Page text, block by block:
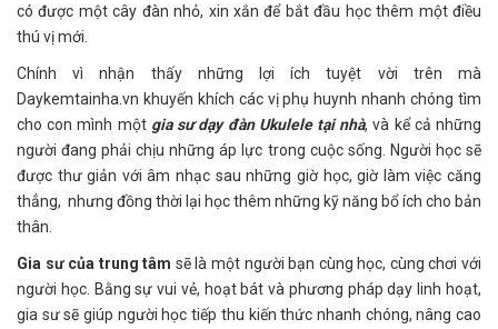
có được một cây đàn nhỏ, xin xắn để bắt đầu học thêm một điều
thú vị mới.
Chính vì nhận thấy những lợi ích tuyệt vời trên mà
Daykemtainha.vn khuyến khích các vị phụ huynh nhanh chóng tìm
cho con mình một gia sư dạy đàn Ukulele tại nhà, và kể cả những
người đang phải chịu những áp lực trong cuộc sống. Người học sẽ
được thư giản với âm nhạc sau những giờ học, giờ làm việc căng
thẳng, nhưng đồng thời lại học thêm những kỹ năng bổ ích cho bản
thân.
Gia sư của trung tâm sẽ là một người bạn cùng học, cùng chơi với
người học. Bằng sự vui vẻ, hoạt bát và phương pháp dạy linh hoạt,
gia sư sẽ giúp người học tiếp thu kiến thức nhanh chóng, nâng cao